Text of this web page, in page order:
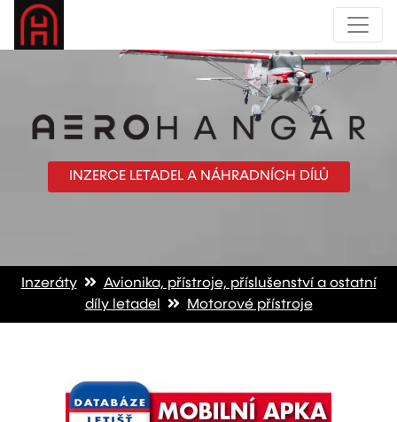
INZERCE LETADEL A NÁHRADNÍCH DÍLŮ
Inzeráty
Avionika, přístroje, příslušenství a ostatní
díly letadel
Motorové přístroje